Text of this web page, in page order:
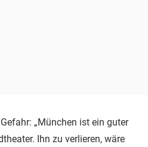
„München ist ein guter
Ihn zu verlieren, wäre